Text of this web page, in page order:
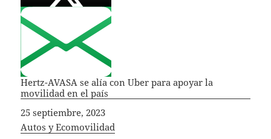
Hertz-AVASA se alía con Uber para apoyar la
movilidad en el país
Fecha
25 septiembre, 2023
In relation to
Autos y Ecomovilidad